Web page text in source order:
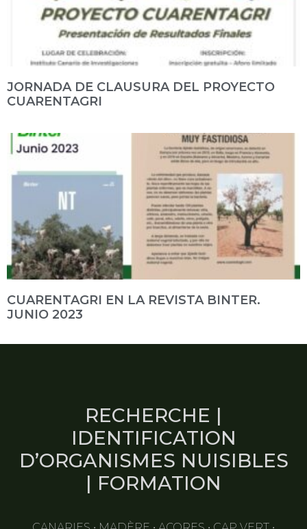
JORNADA DE CLAUSURA DEL PROYECTO
CUARENTAGRI
CUARENTAGRI EN LA REVISTA BINTER.
JUNIO 2023
RECHERCHE |
IDENTIFICATION
D’ORGANISMES NUISIBLES
| FORMATION